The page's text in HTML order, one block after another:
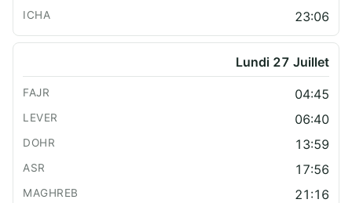
23:06
Lundi 27 Juillet
04:45
06:40
13:59
17:56
21:16